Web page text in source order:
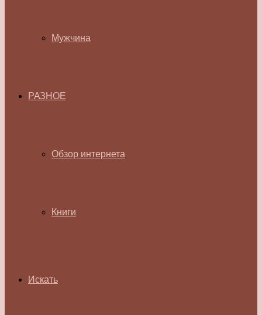
Мужчина
РАЗНОЕ
Обзор интернета
Книги
Искать